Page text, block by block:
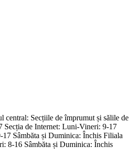
central: Secțiile de împrumut și sălile de
Secția de Internet: Luni-Vineri: 9-17
Sâmbăta și Duminica: Închis Filiala
8-16 Sâmbăta și Duminica: Închis